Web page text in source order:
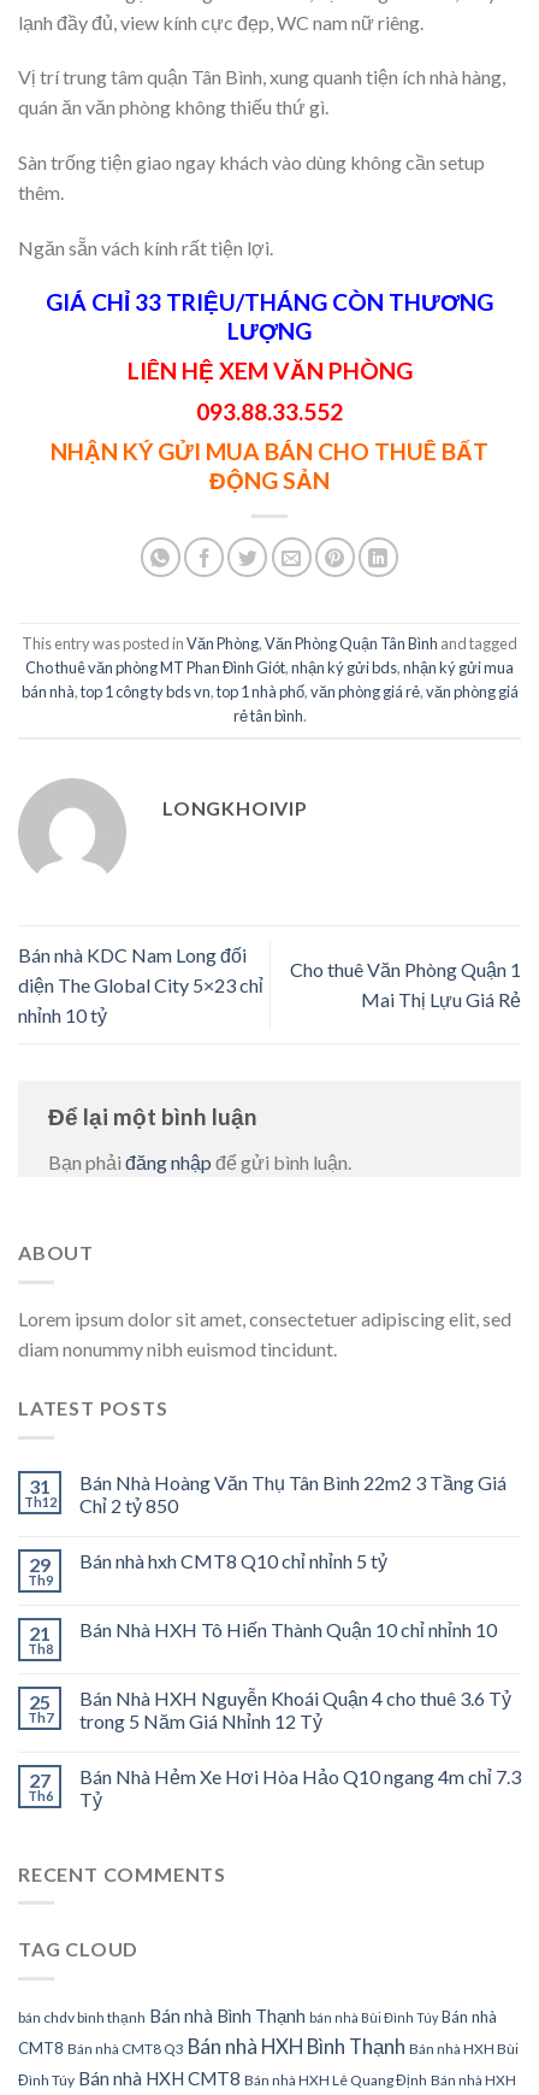
lạnh đầy đủ, view kính cực đẹp, WC nam nữ riêng.
Vị trí trung tâm quận Tân Bình, xung quanh tiện ích nhà hàng,
quán ăn văn phòng không thiếu thứ gì.
Sàn trống tiện giao ngay khách vào dùng không cần setup
thêm.
Ngăn sẵn vách kính rất tiện lợi.
GIÁ CHỈ 33 TRIỆU/THÁNG CÒN THƯƠNG
LƯỢNG
LIÊN HỆ XEM VĂN PHÒNG
093.88.33.552
NHẬN KÝ GỬI MUA BÁN CHO THUÊ BẤT
ĐỘNG SẢN
This entry was posted inVăn Phòng,Văn Phòng Quận Tân Bình and tagged
Cho thuê văn phòng MT Phan Đình Giót,nhận ký gửi bds,nhận ký gửi mua
bán nhà,top 1 công ty bds vn,top 1 nhà phố,văn phòng giá rẻ,văn phòng giá
rẻ tân bình.
LONGKHOIVIP
Bán nhà KDC Nam Long đối
diện The Global City 5×23 chỉ
nhỉnh 10 tỷ
Cho thuê Văn Phòng Quận 1
Mai Thị Lựu Giá Rẻ
Để lại một bình luận
Bạn phải đăng nhập để gửi bình luận.
ABOUT
Lorem ipsum dolor sit amet, consectetuer adipiscing elit, sed
diam nonummy nibh euismod tincidunt.
LATEST POSTS
31
Th12
Bán Nhà Hoàng Văn Thụ Tân Bình 22m2 3 Tầng Giá
Chỉ 2 tỷ 850
29
Th9
Bán nhà hxh CMT8 Q10 chỉ nhỉnh 5 tỷ
21
Th8
Bán Nhà HXH Tô Hiến Thành Quận 10 chỉ nhỉnh 10
25
Th7
Bán Nhà HXH Nguyễn Khoái Quận 4 cho thuê 3.6 Tỷ
trong 5 Năm Giá Nhỉnh 12 Tỷ
27
Th6
Bán Nhà Hẻm Xe Hơi Hòa Hảo Q10 ngang 4m chỉ 7.3
Tỷ
RECENT COMMENTS
TAG CLOUD
bán chdv bình thạnh Bán nhà Bình Thạnh bán nhà Bùi Đình Túy Bán nhà
CMT8 Bán nhà CMT8 Q3 Bán nhà HXH Bình Thạnh Bán nhà HXH Bùi
Đình Túy Bán nhà HXH CMT8 Bán nhà HXH Lê Quang Định Bán nhà HXH